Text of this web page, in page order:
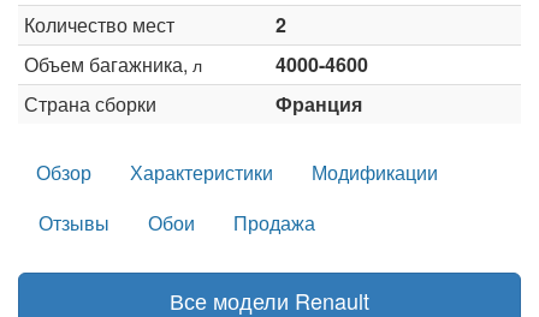
Количество мест
2
Объем багажника, л
4000-4600
Страна сборки
Франция
Обзор Характеристики
Модификации
Отзывы
Обои Продажа
Все модели Renault